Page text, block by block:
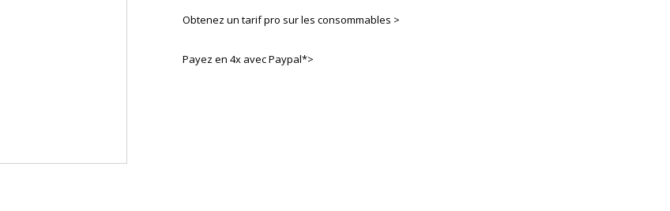
Obtenez un tarif pro sur les consommables >
Payez en 4x avec Paypal*>